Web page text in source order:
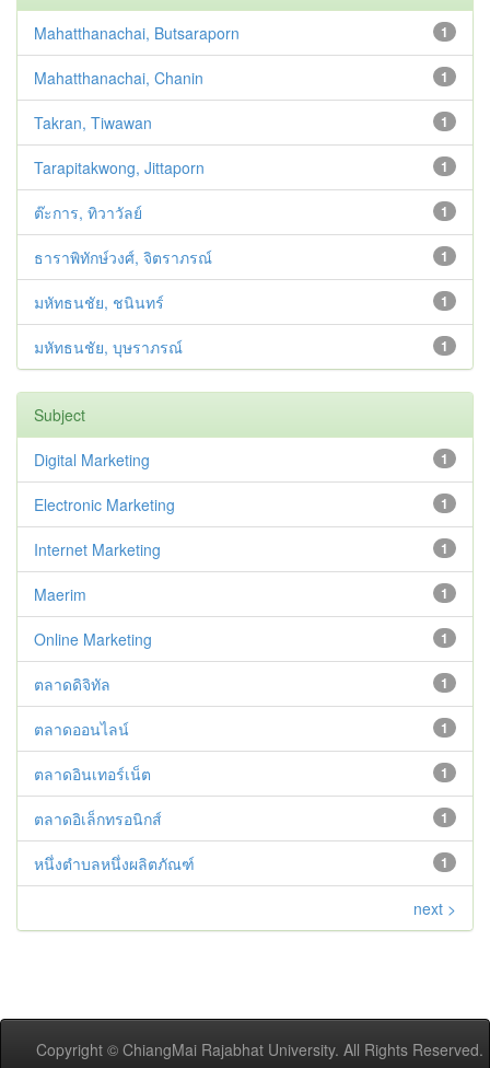
1
Mahatthanachai, Butsaraporn
1
Mahatthanachai, Chanin
1
Takran, Tiwawan
1
Tarapitakwong, Jittaporn
1
ต๊ะการ, ทิวาวัลย์
1
ธาราพิทักษ์วงศ์, จิตราภรณ์
1
มหัทธนชัย, ชนินทร์
1
มหัทธนชัย, บุษราภรณ์
Subject
1
Digital Marketing
1
Electronic Marketing
1
Internet Marketing
1
Maerim
1
Online Marketing
1
ตลาดดิจิทัล
1
ตลาดออนไลน์
1
ตลาดอินเทอร์เน็ต
1
ตลาดอิเล็กทรอนิกส์
1
หนึ่งตำบลหนึ่งผลิตภัณฑ์
next >
Copyright © ChiangMai Rajabhat University. All Rights Reserved.